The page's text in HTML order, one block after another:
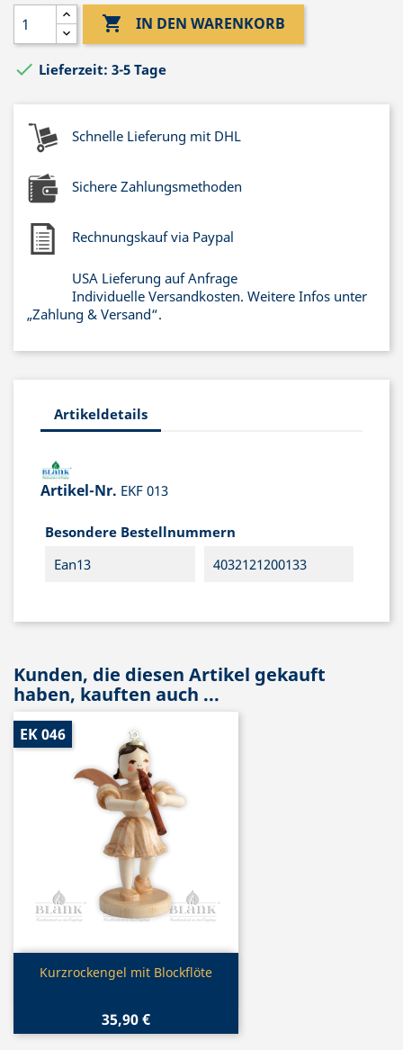
 IN DEN WARENKORB
 Lieferzeit: 3-5 Tage
Schnelle Lieferung mit DHL
Sichere Zahlungsmethoden
Rechnungskauf via Paypal
USA Lieferung auf Anfrage
Individuelle Versandkosten. Weitere Infos unter
„Zahlung & Versand“.
Artikeldetails
Artikel-Nr. EKF 013
Besondere Bestellnummern
Ean13
4032121200133
Kunden, die diesen Artikel gekauft
haben, kauften auch ...
Vorschau
Kurzrockengel mit Blockflöte
35,90 €
EK 046